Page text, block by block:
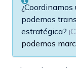
podemos
estratégica?
podemos